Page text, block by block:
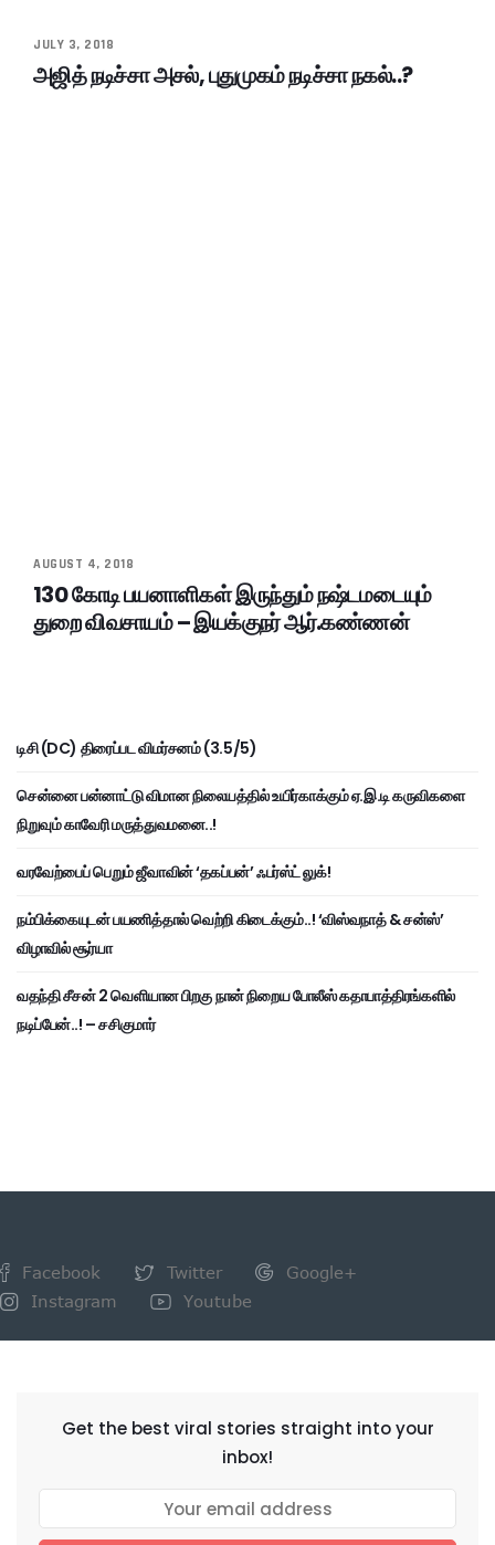
JULY 3, 2018
அஜித் நடிச்சா அசல், புதுமுகம் நடிச்சா நகல்..?
AUGUST 4, 2018
130 கோடி பயனாளிகள் இருந்தும் நஷ்டமடையும்
துறை விவசாயம் – இயக்குநர் ஆர்.கண்ணன்
டிசி (DC) திரைப்பட விமர்சனம் (3.5/5)
சென்னை பன்னாட்டு விமான நிலையத்தில் உயிர்காக்கும் ஏ.இ.டி கருவிகளை
நிறுவும் காவேரி மருத்துவமனை..!
வரவேற்பைப் பெறும் ஜீவாவின் ‘தகப்பன்’ ஃபர்ஸ்ட் லுக்!
நம்பிக்கையுடன் பயணித்தால் வெற்றி கிடைக்கும்..! ‘விஸ்வநாத் & சன்ஸ்’
விழாவில் சூர்யா
வதந்தி சீசன் 2 வெளியான பிறகு நான் நிறைய போலீஸ் கதாபாத்திரங்களில்
நடிப்பேன்..! – சசிகுமார்
Facebook Twitter
Google+
Instagram
Youtube
Get the best viral stories straight into your
inbox!